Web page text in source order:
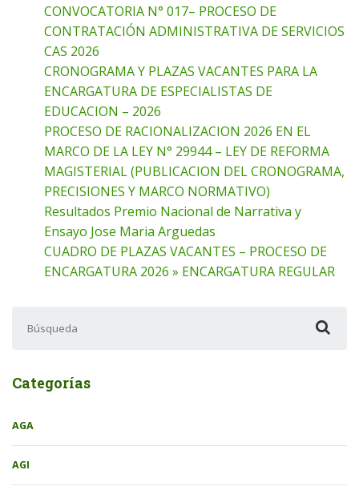
CONVOCATORIA N° 017– PROCESO DE
CONTRATACIÓN ADMINISTRATIVA DE SERVICIOS
CAS 2026
CRONOGRAMA Y PLAZAS VACANTES PARA LA
ENCARGATURA DE ESPECIALISTAS DE
EDUCACION – 2026
PROCESO DE RACIONALIZACION 2026 EN EL
MARCO DE LA LEY N° 29944 – LEY DE REFORMA
MAGISTERIAL (PUBLICACION DEL CRONOGRAMA,
PRECISIONES Y MARCO NORMATIVO)
Resultados Premio Nacional de Narrativa y
Ensayo Jose Maria Arguedas
CUADRO DE PLAZAS VACANTES – PROCESO DE
ENCARGATURA 2026 » ENCARGATURA REGULAR
Categorías
AGA
AGI